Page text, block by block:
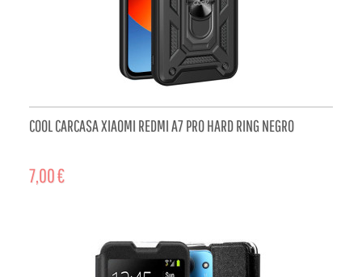
COOL CARCASA XIAOMI REDMI A7 PRO HARD RING NEGRO
7,00 €